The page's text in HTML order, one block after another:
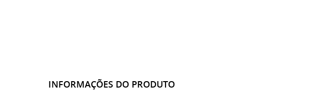
INFORMAÇÕES DO PRODUTO